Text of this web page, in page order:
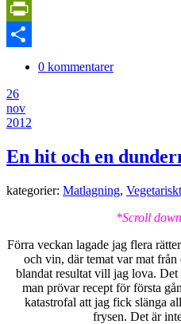
Copy
Link
PrintFriendly
0 kommentarer
26
nov
2012
En hit och en
kategorier: Matlagning, Vegetariskt
*Scroll
Förra veckan lagade jag flera
och vin, där temat var mat
blandat resultat vill jag lova.
man prövar recept för första
katastrofal att jag fick slänga
frysen. Det är